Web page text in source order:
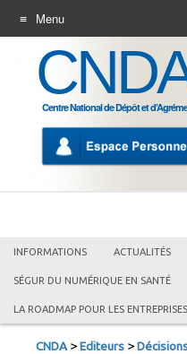
Menu
CONTENU
Centre National de Dépôt et
INFORMATIONS ACTUALITÉS
SÉGUR DU NUMÉRIQUE EN SANTÉ
LA ROADMAP POUR LES
CNDA > Editeurs >